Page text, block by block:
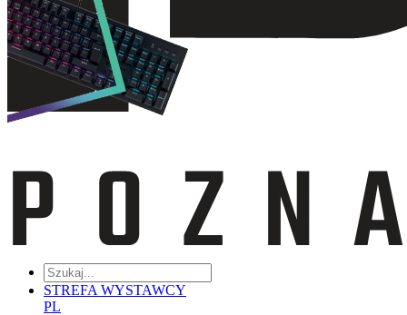
STREFA WYSTAWCY
PL